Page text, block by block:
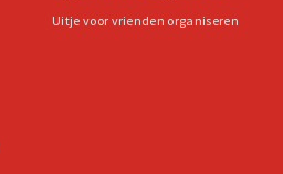
Uitje voor vrienden organiseren